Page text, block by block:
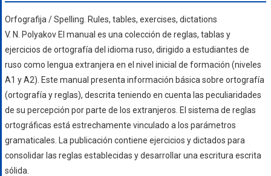
Orfografija / Spelling. Rules, tables, exercises, dictations
V. N. Polyakov El manual es una colección de reglas, tablas y
ejercicios de ortografía del idioma ruso, dirigido a estudiantes de
ruso como lengua extranjera en el nivel inicial de formación (niveles
A1 y A2). Este manual presenta información básica sobre ortografía
(ortografía y reglas), descrita teniendo en cuenta las peculiaridades
de su percepción por parte de los extranjeros. El sistema de reglas
ortográficas está estrechamente vinculado a los parámetros
gramaticales.
La publicación contiene ejercicios y dictados para
consolidar las reglas establecidas y desarrollar una escritura escrita
sólida.